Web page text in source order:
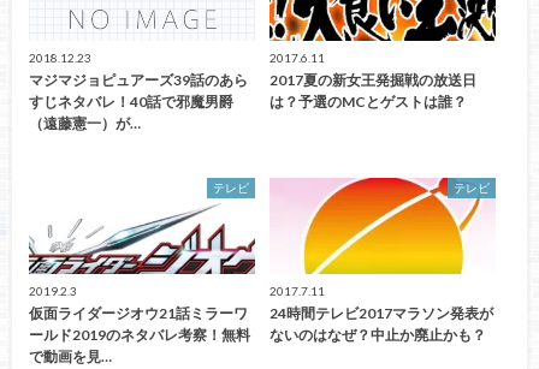
2018.12.23
マジマジョピュアーズ39話のあら
すじネタバレ！40話で邪魔男爵
（遠藤憲一）が…
2017.6.11
2017夏の新女王発掘戦の放送日
は？予選のMCとゲストは誰？
テレビ
2019.2.3
仮面ライダージオウ21話ミラーワ
ールド2019のネタバレ考察！無料
で動画を見…
テレビ
2017.7.11
24時間テレビ2017マラソン発表が
ないのはなぜ？中止か廃止かも？